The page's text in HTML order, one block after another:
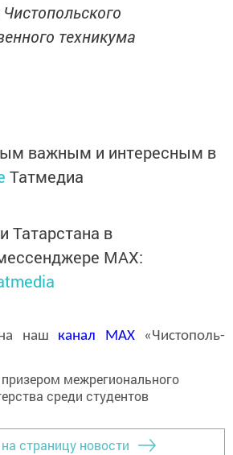
техникума
важным и интересным в
Татмедиа
Татарстана в
MАХ:
на наш канал MAX«Чистополь-
страницу новости